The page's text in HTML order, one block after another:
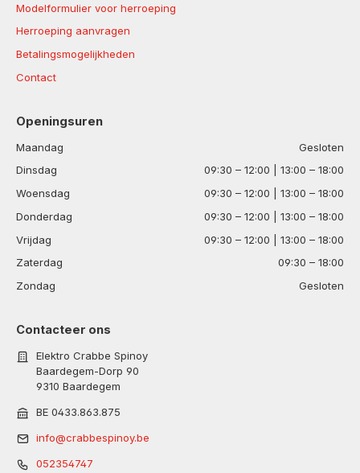
Modelformulier voor herroeping
Herroeping aanvragen
Betalingsmogelijkheden
Contact
Openingsuren
Maandag
Gesloten
Dinsdag
09:30 – 12:00 | 13:00 – 18:00
Woensdag
09:30 – 12:00 | 13:00 – 18:00
Donderdag
09:30 – 12:00 | 13:00 – 18:00
Vrijdag
09:30 – 12:00 | 13:00 – 18:00
Zaterdag
09:30 – 18:00
Zondag
Gesloten
Contacteer ons
Elektro Crabbe Spinoy
Baardegem-Dorp 90
9310 Baardegem
BE 0433.863.875
info@crabbespinoy.be
052354747